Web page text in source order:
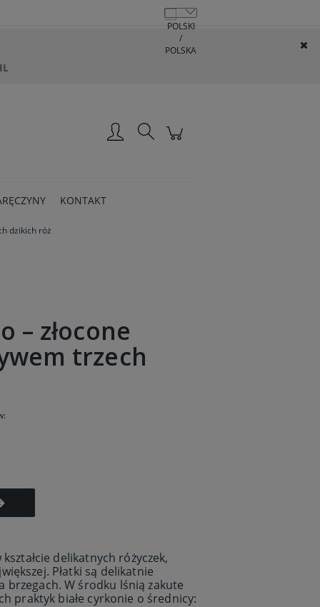
KONTAKT
dzikich róż
– złocone
trzech
delikatnych różyczek,
Płatki są delikatnie
W środku lśnią zakute
praktyk białe cyrkonie o średnicy: